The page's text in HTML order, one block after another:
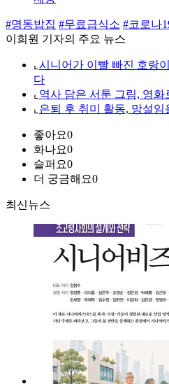
#명동밥집 #무료급식소 #코로나
이희원 기자의 주요 뉴스
⌞ 시니어가 이빨 빠진 호랑
다
⌞ 역사 담은 서툰 그림, 영화
⌞ 은퇴 후 취미 활동, 망설임
좋아요0
화나요0
슬퍼요0
더 궁금해요0
최신뉴스